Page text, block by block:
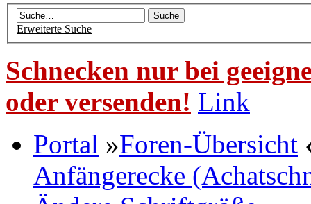
Erweiterte Suche
Schnecken nur bei
oder versenden! Link
Portal »Foren-Übersicht
Anfängerecke